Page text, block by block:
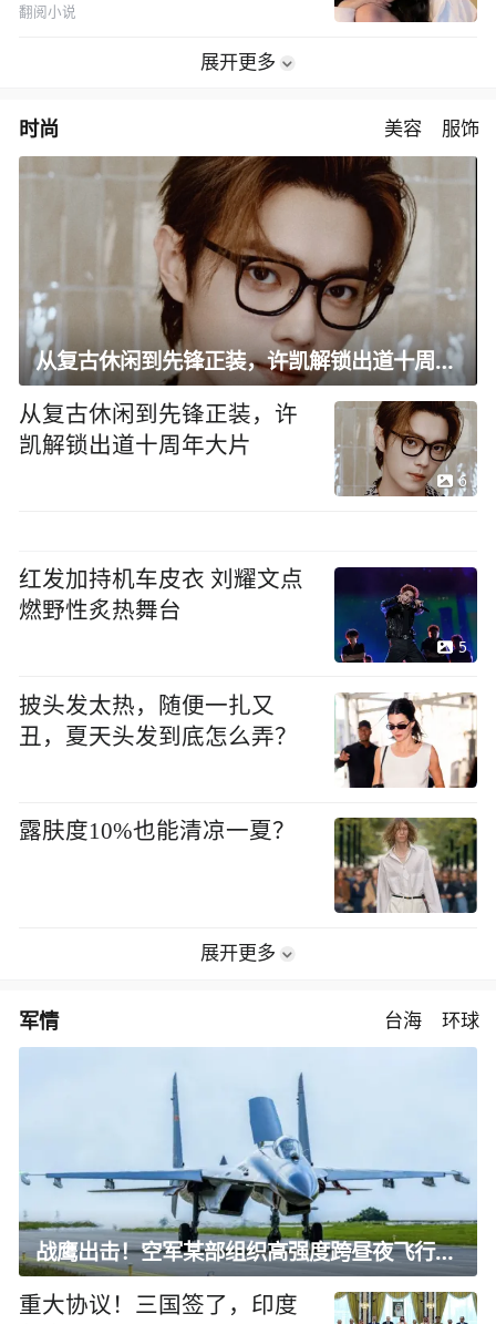
翻阅小说
展开更多
时尚 美容 服饰
从复古休闲到先锋正装，许凯解锁出道十周年大片
从复古休闲到先锋正装，许
凯解锁出道十周年大片
6
红发加持机车皮衣 刘耀文点
燃野性炙热舞台
5
披头发太热，随便一扎又
丑，夏天头发到底怎么弄？
露肤度10%也能清凉一夏？
展开更多
军情 台海 环球
战鹰出击！空军某部组织高强度跨昼夜飞行训练
重大协议！三国签了，印度